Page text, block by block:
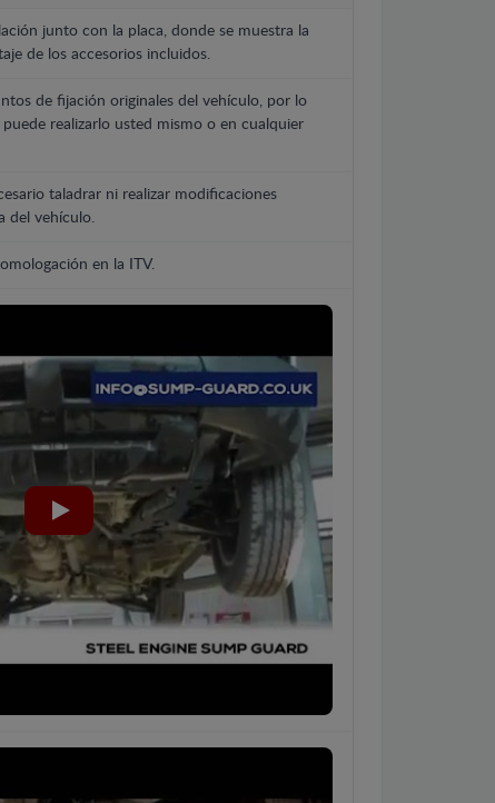
junto con la placa, donde se muestra la
de los accesorios incluidos.
de fijación originales del vehículo, por lo
realizarlo usted mismo o en cualquier
taladrar ni realizar modificaciones
del vehículo.
en la ITV.